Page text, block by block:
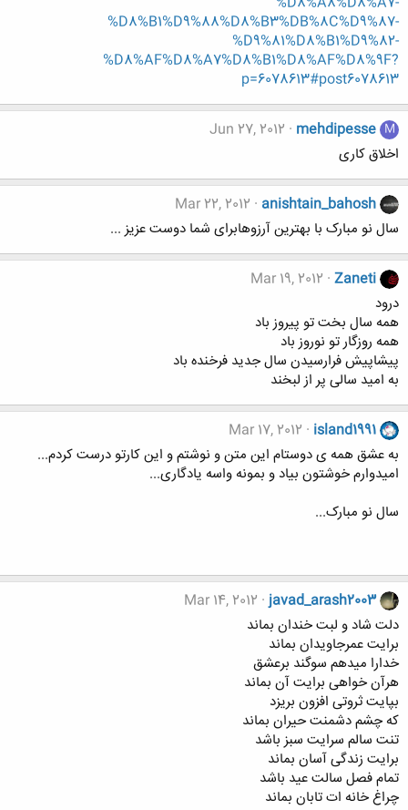
%D8%B1%D9%88%D8%B3%DB%8C%D9%87-
%D9%81%D8%B1%D9%82-
%D8%AF%D8%A7%D8%B1%D8%AF%D8%9F?
p=6078613#post6078613
M
mehdipesse
Jun 27, 2012
اخلاق کاری
anishtain_bahosh
Mar 22, 2012
سال نو مبارک با بهترین آرزوهابرای شما دوست عزیز ...
Zaneti
Mar 19, 2012
درود
همه سال بخت تو پیروز باد
همه روزگار تو نوروز باد
پیشاپیش فرارسیدن سال جدید فرخنده باد
به امید سالی پر از لبخند
island1991
Mar 17, 2012
به عشق همه ی دوستام این متن و نوشتم و این کارتو درست کردم...
امیدوارم خوشتون بیاد و بمونه واسه یادگاری...
سال نو مبارک...
javad_arash2003
Mar 14, 2012
دلت شاد و لبت خندان بماند
برایت عمرجاویدان بماند
خدارا میدهم سوگند برعشق
هرآن خواهی برایت آن بماند
بپایت ثروتی افزون بریزد
که چشم دشمنت حیران بماند
تنت سالم سرایت سبز باشد
برایت زندگی آسان بماند
تمام فصل سالت عید باشد
چراغ خانه ات تابان بماند